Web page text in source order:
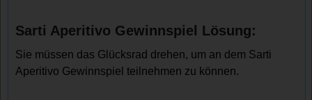
Sarti Aperitivo Gewinnspiel Lösung:
Sie müssen das Glücksrad drehen, um an dem Sarti
Aperitivo Gewinnspiel teilnehmen zu können.